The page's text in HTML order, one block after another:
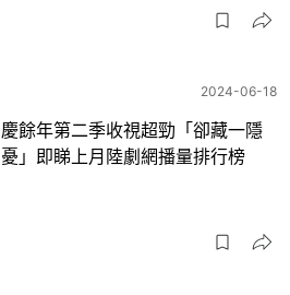
2024-06-18
慶餘年第二季收視超勁「卻藏一隱
憂」即睇上月陸劇網播量排行榜